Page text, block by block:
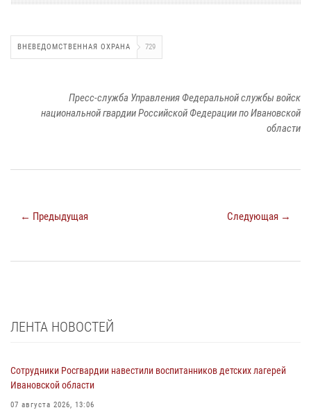
ВНЕВЕДОМСТВЕННАЯ ОХРАНА 729
Пресс-служба Управления Федеральной службы войск
национальной гвардии Российской Федерации по Ивановской
области
← Предыдущая Следующая →
ЛЕНТА НОВОСТЕЙ
Сотрудники Росгвардии навестили воспитанников детских лагерей
Ивановской области
07 августа 2026, 13:06